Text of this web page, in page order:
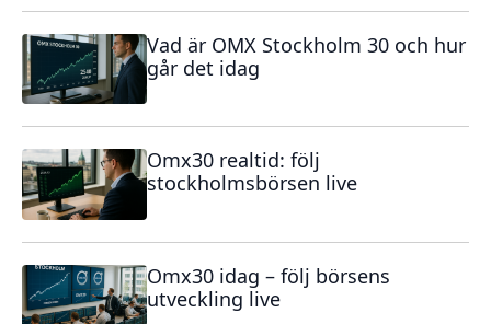
Vad är OMX Stockholm 30 och hur
går det idag
Omx30 realtid: följ
stockholmsbörsen live
Omx30 idag – följ börsens
utveckling live